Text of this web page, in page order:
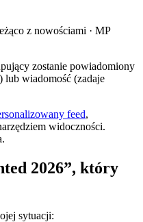
z nowościami · MP
zostanie powiadomiony
lub wiadomość (zadaje
feed,
widoczności.
2026”, który
sytuacji: